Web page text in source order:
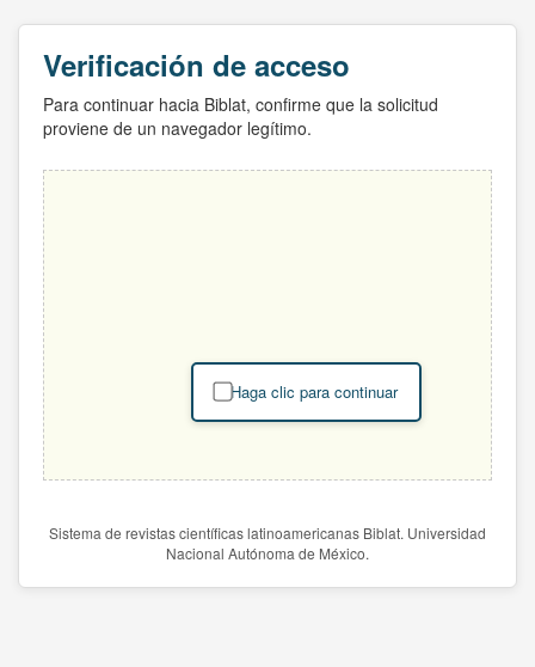
Verificación de acceso
Para continuar hacia Biblat, confirme que la solicitud
proviene de un navegador legítimo.
Haga clic para continuar
Sistema de revistas científicas latinoamericanas Biblat. Universidad
Nacional Autónoma de México.